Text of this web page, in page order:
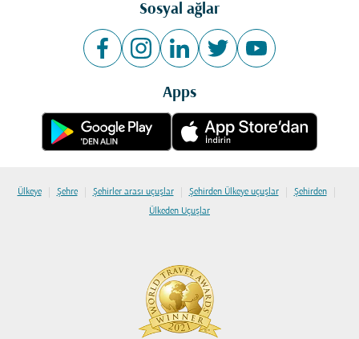
Sosyal ağlar
Apps
Ülkeye | Şehre | Şehirler arası uçuşlar | Şehirden Ülkeye uçuşlar | Şehirden |
Ülkeden Uçuşlar